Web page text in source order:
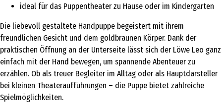
ideal für das Puppentheater zu Hause oder im Kindergarten
Die liebevoll gestaltete Handpuppe begeistert mit ihrem
freundlichen Gesicht und dem goldbraunen Körper. Dank der
praktischen Öffnung an der Unterseite lässt sich der Löwe Leo ganz
einfach mit der Hand bewegen, um spannende Abenteuer zu
erzählen. Ob als treuer Begleiter im Alltag oder als Hauptdarsteller
bei kleinen Theateraufführungen – die Puppe bietet zahlreiche
Spielmöglichkeiten.